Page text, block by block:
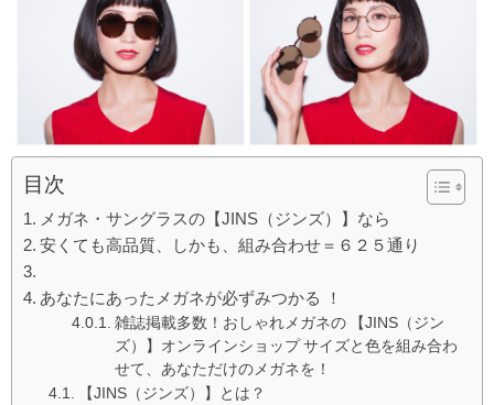
目次
メガネ・サングラスの【JINS（ジンズ）】なら
安くても高品質、しかも、組み合わせ＝６２５通り
あなたにあったメガネが必ずみつかる ！
雑誌掲載多数！おしゃれメガネの 【JINS（ジン
ズ）】オンラインショップ サイズと色を組み合わ
せて、あなただけのメガネを！
【JINS（ジンズ）】とは？